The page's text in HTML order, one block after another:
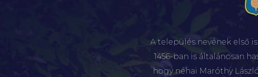
A település nevének első
1456-ban is általánosan
hogy néhai Maróthy